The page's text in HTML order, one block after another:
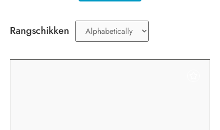
Rangschikken